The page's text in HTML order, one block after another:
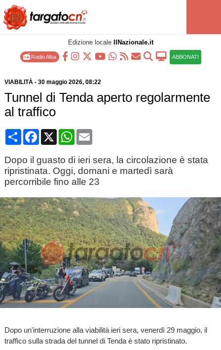
Edizione locale IlNazionale.it
Radio Alba ABBONATI
VIABILITÀ- 30 maggio 2026, 08:22
Tunnel di Tenda aperto regolarmente
al traffico
CondividiFacebook
X WhatsApp
Email
Dopo il guasto di ieri sera, la circolazione è stata
ripristinata. Oggi, domani e martedì sarà
percorribile fino alle 23
Dopo un'interruzione alla viabilità ieri sera, venerdì 29 maggio, il
traffico sulla strada del tunnel di Tenda è stato ripristinato.